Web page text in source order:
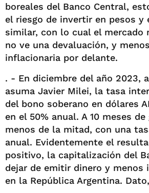
boreales del Banco Central,
el riesgo de invertir en pesos y
similar, con lo cual el mercado
no ve una devaluación, y
inflacionaria por delante.
. - En diciembre del año 2023,
asuma Javier Milei, la tasa
del bono soberano en dólares
en el 50% anual. A 10 meses
menos de la mitad, con una
anual. Evidentemente el
positivo, la capitalización del
dejar de emitir dinero y menos
en la República Argentina.